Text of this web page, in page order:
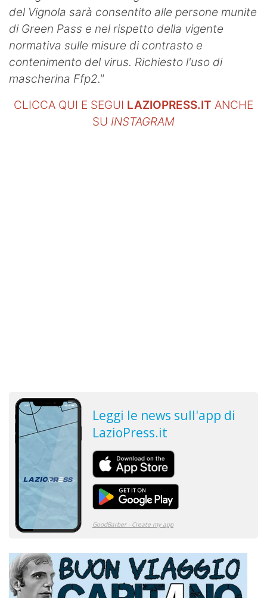
del Vignola sarà consentito alle persone munite
di Green Pass e nel rispetto della vigente
normativa sulle misure di contrasto e
contenimento del virus. Richiesto l'uso di
mascherina Ffp2."
CLICCA QUI E SEGUI LAZIOPRESS.IT ANCHE
SU INSTAGRAM